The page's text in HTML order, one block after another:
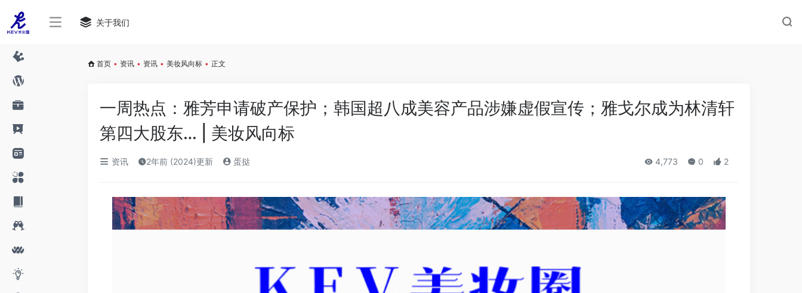
关于我们
首页 • 资讯 • 资讯 • 美妆风向标 • 正文
一周热点：雅芳申请破产保护；韩国超八成美容产品涉嫌虚假宣传；雅戈尔成为林清轩
第四大股东… | 美妆风向标
资讯 2年前 (2024)更新 蛋挞 4,773 0 2